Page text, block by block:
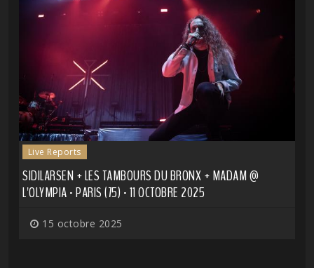
Live Reports
SIDILARSEN + LES TAMBOURS DU BRONX + MADAM @
L'OLYMPIA - PARIS (75) - 11 OCTOBRE 2025
15 octobre 2025